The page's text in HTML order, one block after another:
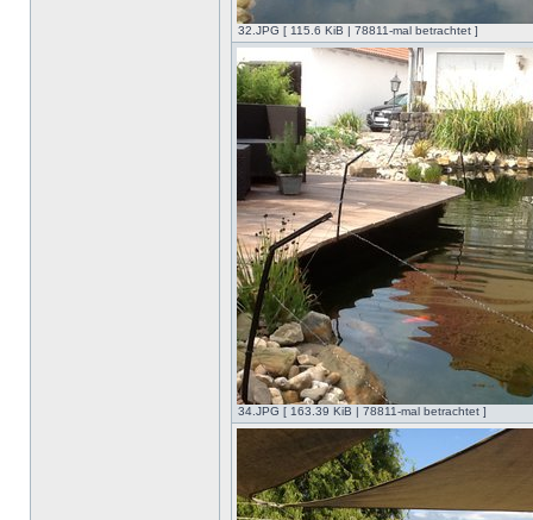
32.JPG [ 115.6 KiB | 78811-mal betrachtet ]
34.JPG [ 163.39 KiB | 78811-mal betrachtet ]